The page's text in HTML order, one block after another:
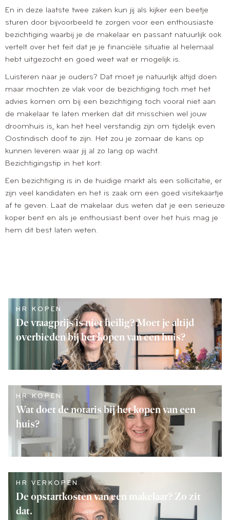
En in deze laatste twee zaken kun jij als kijker een beetje
sturen door bijvoorbeeld te zorgen voor een enthousiaste
bezichtiging waarbij je de makelaar en passant natuurlijk ook
vertelt over het feit dat je je financiële situatie al helemaal
hebt uitgezocht en goed weet wat er mogelijk is.
Luisteren naar je ouders? Dat moet je natuurlijk altijd doen
maar mochten ze vlak voor de bezichtiging toch met het
advies komen om bij een bezichtiging toch vooral niet aan
de makelaar te laten merken dat dit misschien wel jouw
droomhuis is, kan het heel verstandig zijn om tijdelijk even
Oostindisch doof te zijn. Het zou je zomaar de kans op
kunnen leveren waar jij al zo lang op wacht.
Bezichtigingstip in het kort:
Een bezichtiging is in de huidige markt als een sollicitatie, er
zijn veel kandidaten en het is zaak om een goed visitekaartje
af te geven. Laat de makelaar dus weten dat je een serieuze
koper bent en als je enthousiast bent over het huis mag je
hem dit best laten weten.
HR KOPEN
De vraagprijs is niet heilig? Moet je altijd
overbieden bij het kopen van een huis?
HR KOPEN
Wat doet de notaris bij het kopen van een
huis?
HR VERKOPEN
De opstartkosten van een makelaar? Zo zit
dat.